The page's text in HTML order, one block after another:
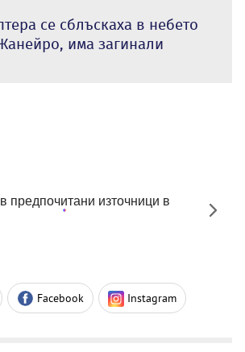
се сблъскаха в небето
има загинали
предпочитани източници в
Facebook Instagram